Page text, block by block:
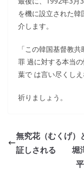
を機に設立された
介します。
「この韓国基督教
罪 過に対する本当
葉で は言い尽くし
祈りましょう。
無究花（むくげ
証しされる 堀